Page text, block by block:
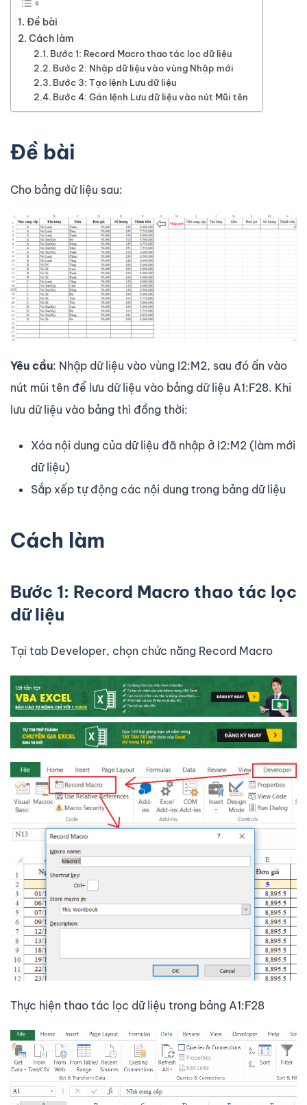
Đề bài
Cách làm
Bước 1: Record Macro thao tác lọc dữ liệu
Bước 2: Nhập dữ liệu vào vùng Nhập mới
Bước 3: Tạo lệnh Lưu dữ liệu
Bước 4: Gán lệnh Lưu dữ liệu vào nút Mũi tên
Đề bài
Cho bảng dữ liệu sau:
Yêu cầu: Nhập dữ liệu vào vùng I2:M2, sau đó ấn vào
nút mũi tên để lưu dữ liệu vào bảng dữ liệu A1:F28. Khi
lưu dữ liệu vào bảng thì đồng thời:
Xóa nội dung của dữ liệu đã nhập ở I2:M2 (làm mới
dữ liệu)
Sắp xếp tự động các nội dung trong bảng dữ liệu
Cách làm
Bước 1: Record Macro thao tác lọc
dữ liệu
Tại tab Developer, chọn chức năng Record Macro
Thực hiện thao tác lọc dữ liệu trong bảng A1:F28